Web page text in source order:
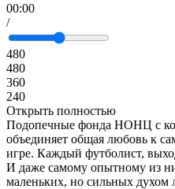
00:00
/
480
480
360
240
Открыть полностью
Подопечные фонда НОНЦ с
объединяет общая любовь к
игре. Каждый футболист,
И даже самому опытному из
маленьких, но сильных духом